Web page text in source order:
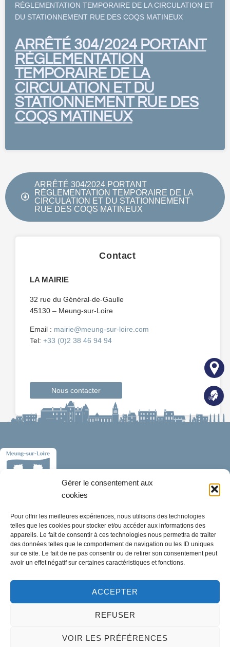
Gérer le consentement aux
cookies
Pour offrir les meilleures expériences, nous utilisons des technologies
telles que les cookies pour stocker et/ou accéder aux informations des
appareils. Le fait de consentir à ces technologies nous permettra de traiter
des données telles que le comportement de navigation ou les ID uniques
sur ce site. Le fait de ne pas consentir ou de retirer son consentement peut
avoir un effet négatif sur certaines caractéristiques et fonctions.
ACCEPTER
REFUSER
VOIR LES PRÉFÉRENCES
RÉGLEMENTATION TEMPORAIRE DE LA CIRCULATION ET
DU STATIONNEMENT RUE DES COQS MATINEUX
ARRÊTÉ 304/2024 PORTANT
RÉGLEMENTATION
TEMPORAIRE DE LA
CIRCULATION ET DU
STATIONNEMENT RUE DES
COQS MATINEUX
Contact
LA MAIRIE
32 rue du Général-de-Gaulle
45130 – Meung-sur-Loire
Email : mairie@meung-sur-loire.com
Tel: +33 (0)2 38 46 94 94
Nous contacter
ARRÊTÉ 304/2024 PORTANT
RÉGLEMENTATION TEMPORAIRE DE LA
CIRCULATION ET DU STATIONNEMENT
RUE DES COQS MATINEUX
Mairie de Meung-sur-Loire
Mairie,
32 rue du Général de Gaulle,
45130 Meung-sur-Loire
02 38 46 94 94
mairie@meung-sur-loire.com
Horaires d'ouverture